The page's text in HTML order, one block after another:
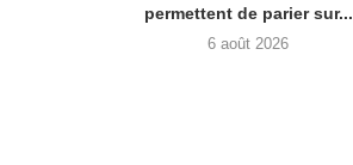
permettent de parier sur...
6 août 2026